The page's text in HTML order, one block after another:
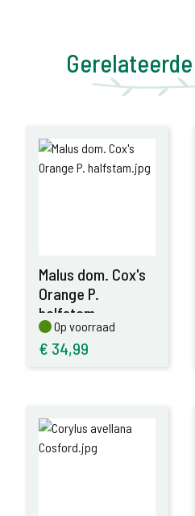
Malus dom. Cox's
Orange P.
halfstam
Op voorraad
Op voorraad
€ 34,99